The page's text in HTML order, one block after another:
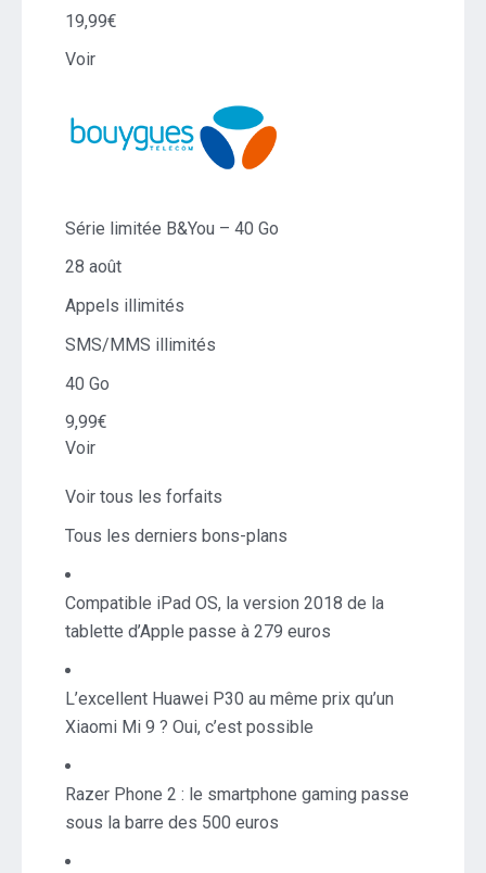
19,99€
Voir
Série limitée B&You – 40 Go
28 août
Appels illimités
SMS/MMS illimités
40 Go
9,99€
Voir
Voir tous les forfaits
Tous les derniers bons-plans
Compatible iPad OS, la version 2018 de la
tablette d’Apple passe à 279 euros
L’excellent Huawei P30 au même prix qu’un
Xiaomi Mi 9 ? Oui, c’est possible
Razer Phone 2 : le smartphone gaming passe
sous la barre des 500 euros